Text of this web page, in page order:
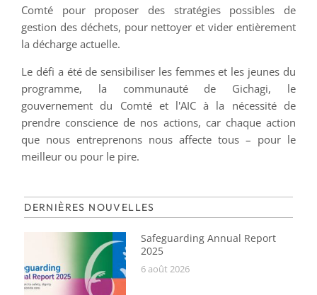
Comté pour proposer des stratégies possibles de
gestion des déchets, pour nettoyer et vider entièrement
la décharge actuelle.
Le défi a été de sensibiliser les femmes et les jeunes du
programme, la communauté de Gichagi, le
gouvernement du Comté et l'AIC à la nécessité de
prendre conscience de nos actions, car chaque action
que nous entreprenons nous affecte tous – pour le
meilleur ou pour le pire.
DERNIÈRES NOUVELLES
Safeguarding Annual Report
2025
6 août 2026